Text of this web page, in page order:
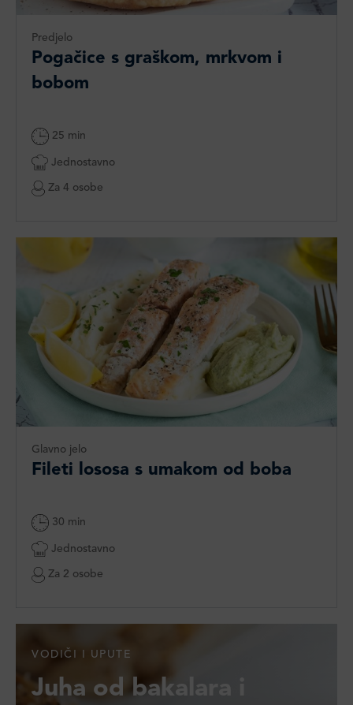
Predjelo
Pogačice s graškom, mrkvom i
bobom
25 min
Jednostavno
Za 4 osobe
Glavno jelo
Fileti lososa s umakom od boba
30 min
Jednostavno
Za 2 osobe
VODIČI I UPUTE
Juha od bakalara i